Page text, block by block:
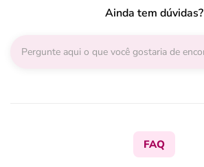
Ainda tem dúvidas?
FAQ